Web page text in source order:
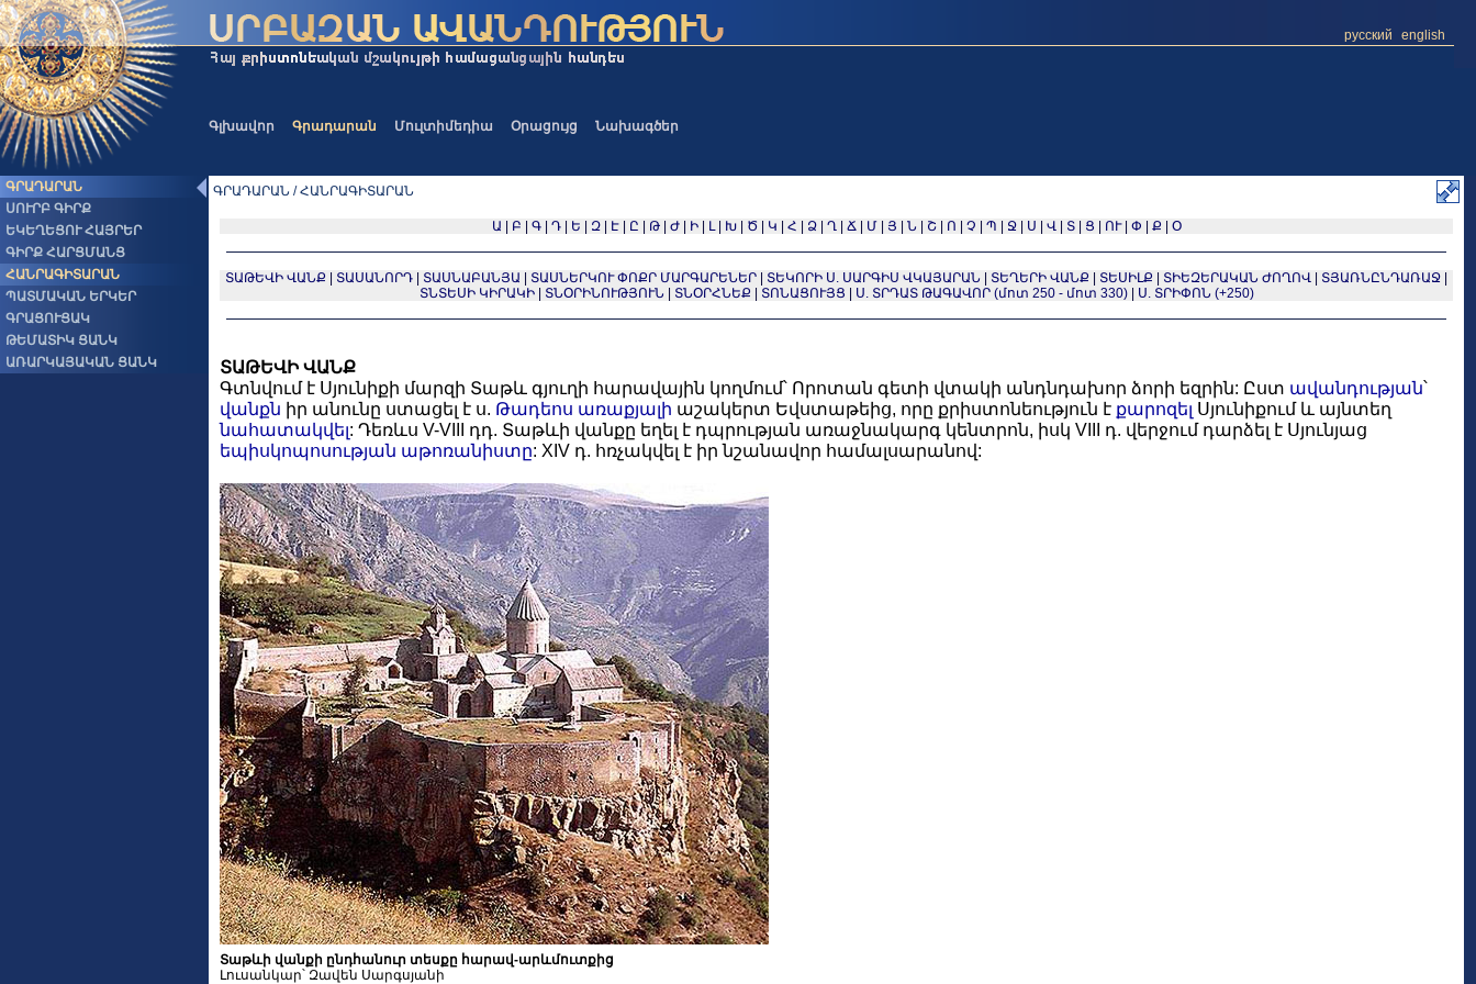
Գլխավոր Գրադարան Մուլտիմեդիա Օրացույց Նախագծեր
русский english
ԳՐԱԴԱՐԱՆ
ՍՈՒՐԲ ԳԻՐՔ
ԵԿԵՂԵՑՈՒ ՀԱՅՐԵՐ
ԳԻՐՔ ՀԱՐՑՄԱՆՑ
ՀԱՆՐԱԳԻՏԱՐԱՆ
ՊԱՏՄԱԿԱՆ ԵՐԿԵՐ
ԳՐԱՑՈՒՑԱԿ
ԹԵՄԱՏԻԿ ՑԱՆԿ
ԱՌԱՐԿԱՅԱԿԱՆ ՑԱՆԿ
ԳՐԱԴԱՐԱՆ / ՀԱՆՐԱԳԻՏԱՐԱՆ
Ա Բ Գ| Դ| Ե Զ| Է| Ը Թ| Ժ| Ի| Լ| Խ| Ծ| Կ Հ Ձ| Ղ| Ճ| Մ| Յ Ն Շ| Ո Չ Պ Ջ| Ս Վ| Տ| Ց ՈՒ| Փ Ք Օ
ՏԱԹԵՎԻ ՎԱՆՔ ՏԱՍԱՆՈՐԴ ՏԱՍՆԱԲԱՆՅԱ ՏԱՍՆԵՐԿՈՒ ՓՈՔՐ ՄԱՐԳԱՐԵՆԵՐ ՏԵԿՈՐԻ Ս. ՍԱՐԳԻՍ ՎԿԱՅԱՐԱՆ ՏԵՂԵՐԻ ՎԱՆՔ ՏԵՍԻԼՔ ՏԻԵԶԵՐԱԿԱՆ ԺՈՂՈՎ ՏՅԱՌՆԸՆԴԱՌԱՋ
ՏՆՏԵՍԻ ԿԻՐԱԿԻ| ՏՆՕՐԻՆՈՒԹՅՈՒՆ ՏՆՕՐՀՆԵՔ ՏՈՆԱՑՈՒՅՑ Ս. ՏՐԴԱՏ ԹԱԳԱՎՈՐ (մոտ 250 - մոտ 330)| Ս. ՏՐԻՓՈՆ (+250)
ՏԱԹԵՎԻ ՎԱՆՔ
Գտնվում է Սյունիքի մարզի Տաթև գյուղի հարավային կողմում՝ Որոտան գետի վտակի անդնդախոր ձորի եզրին: Ըստ ավանդության՝
վանքն իր անունը ստացել է ս. Թադեոս առաքյալի աշակերտ Եվստաթեից, որը քրիստոնեություն է քարոզել Սյունիքում և այնտեղ
նահատակվել: Դեռևս V-VIII դդ. Տաթևի վանքը եղել է դպրության առաջնակարգ կենտրոն, իսկ VIII դ. վերջում դարձել է Սյունյաց
եպիսկոպոսության աթոռանիստը: XIV դ. հռչակվել է իր նշանավոր համալսարանով:
Տաթևի վանքի ընդհանուր տեսքը հարավ-արևմուտքից
Լուսանկար՝ Զավեն Սարգսյանի